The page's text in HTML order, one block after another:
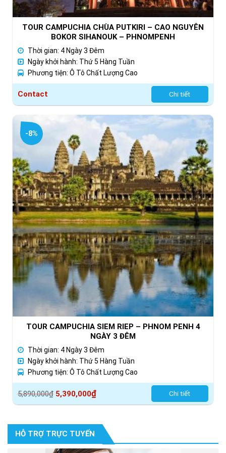
TOUR CAMPUCHIA CHÙA PUTKIRI – CAO NGUYÊN
BOKOR SIHANOUK – PHNOMPENH
Thời gian: 4 Ngày 3 Đêm
Ngày khởi hành: Thứ 5 Hàng Tuần
Phương tiện: Ô Tô Chất Lượng Cao
Contact Chi tiết
-8%
TOUR CAMPUCHIA SIEM RIEP – PHNOM PENH 4
NGÀY 3 ĐÊM
Thời gian: 4 Ngày 3 Đêm
Ngày khởi hành: Thứ 5 Hàng Tuần
Phương tiện: Ô Tô Chất Lượng Cao
5,890,000₫
Giá
gốc
5,890,000₫.
5,390,000₫
Giá
hiện
là:
5,390,000₫.
Chi tiết
HỖ TRỢ TRỰC TUYẾN